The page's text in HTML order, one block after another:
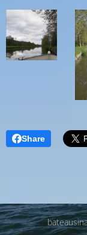
Share